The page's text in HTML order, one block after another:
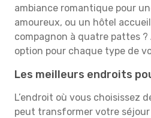
ambiance romantique pour
amoureux, ou un hôtel
compagnon à quatre pattes ?
option pour chaque type de
Les meilleurs endroits
L’endroit où vous choisissez
peut transformer votre séjour